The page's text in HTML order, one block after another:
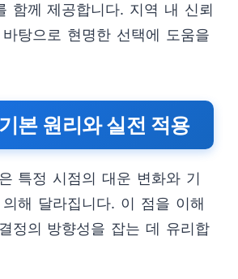
함께 제공합니다. 지역 내 신뢰
탕으로 현명한 선택에 도움을
본 원리와 실전 적용
특정 시점의 대운 변화와 기
해 달라집니다. 이 점을 이해
정의 방향성을 잡는 데 유리합